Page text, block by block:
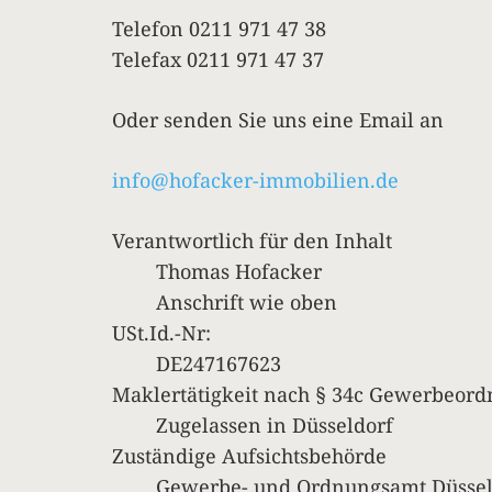
Telefon 0211 971 47 38
Telefax 0211 971 47 37
Oder senden Sie uns eine Email an
info@hofacker-immobilien.de
Verantwortlich für den Inhalt
Thomas Hofacker
Anschrift wie oben
USt.Id.-Nr:
DE247167623
Maklertätigkeit nach § 34c
Zugelassen in Düsseldorf
Zuständige Aufsichtsbehörde
Gewerbe- und Ordnungsamt